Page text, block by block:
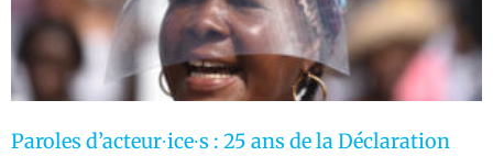
Paroles d’acteur∙ice∙s : 25 ans de la Déclaration